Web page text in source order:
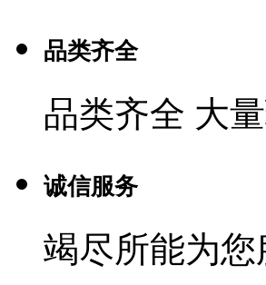
品类齐全
品类齐全 大
诚信服务
竭尽所能为您